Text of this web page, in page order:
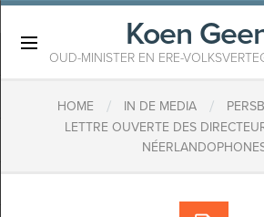
Koen
OUD-MINISTER EN ERE-
HOME / IN DE MEDIA /
LETTRE OUVERTE DES